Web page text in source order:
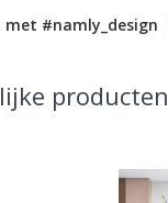
met #namly_design
producten